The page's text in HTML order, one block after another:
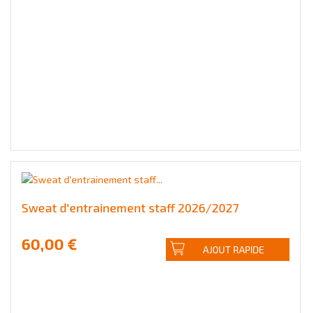
Sweat d'entrainement staff 2026/2027
60,00 € AJOUT RAPIDE